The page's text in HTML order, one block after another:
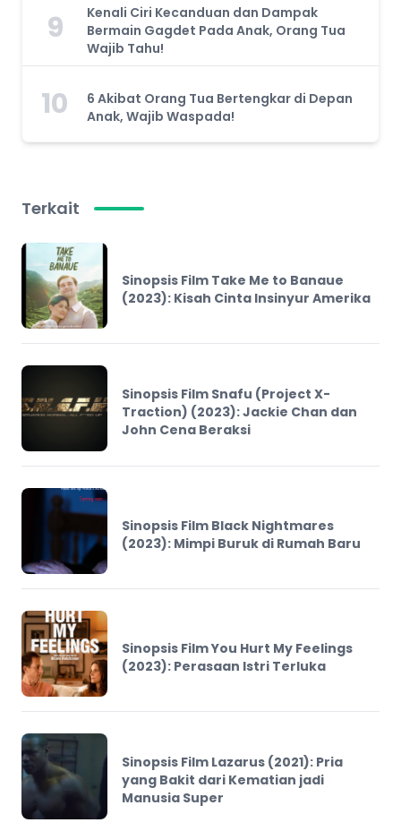
9
Kenali Ciri Kecanduan dan Dampak
Bermain Gagdet Pada Anak, Orang Tua
Wajib Tahu!
10
6 Akibat Orang Tua Bertengkar di Depan
Anak, Wajib Waspada!
Terkait
Sinopsis Film Take Me to Banaue
(2023): Kisah Cinta Insinyur Amerika
Sinopsis Film Snafu (Project X-
Traction) (2023): Jackie Chan dan
John Cena Beraksi
Sinopsis Film Black Nightmares
(2023): Mimpi Buruk di Rumah Baru
Sinopsis Film You Hurt My Feelings
(2023): Perasaan Istri Terluka
Sinopsis Film Lazarus (2021): Pria
yang Bakit dari Kematian jadi
Manusia Super